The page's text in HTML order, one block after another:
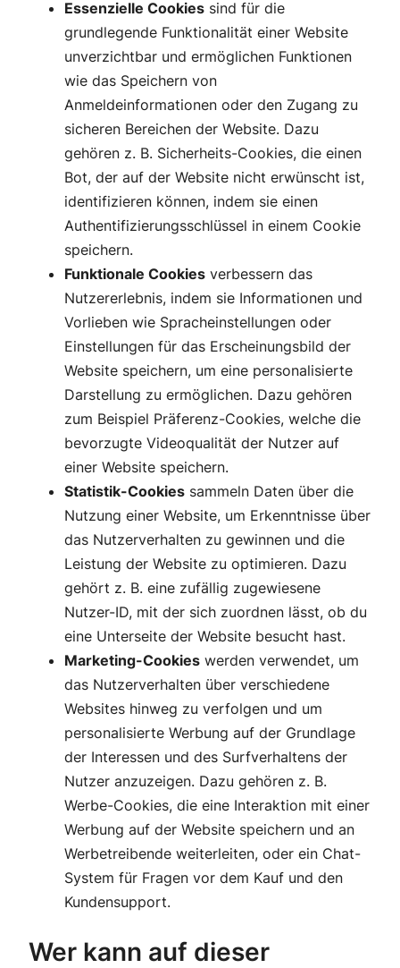
Essenzielle Cookies sind für die
grundlegende Funktionalität einer Website
unverzichtbar und ermöglichen Funktionen
wie das Speichern von
Anmeldeinformationen oder den Zugang zu
sicheren Bereichen der Website. Dazu
gehören z. B. Sicherheits-Cookies, die einen
Bot, der auf der Website nicht erwünscht ist,
identifizieren können, indem sie einen
Authentifizierungsschlüssel in einem Cookie
speichern.
Funktionale Cookies verbessern das
Nutzererlebnis, indem sie Informationen und
Vorlieben wie Spracheinstellungen oder
Einstellungen für das Erscheinungsbild der
Website speichern, um eine personalisierte
Darstellung zu ermöglichen. Dazu gehören
zum Beispiel Präferenz-Cookies, welche die
bevorzugte Videoqualität der Nutzer auf
einer Website speichern.
Statistik-Cookies sammeln Daten über die
Nutzung einer Website, um Erkenntnisse über
das Nutzerverhalten zu gewinnen und die
Leistung der Website zu optimieren. Dazu
gehört z. B. eine zufällig zugewiesene
Nutzer-ID, mit der sich zuordnen lässt, ob du
eine Unterseite der Website besucht hast.
Marketing-Cookies werden verwendet, um
das Nutzerverhalten über verschiedene
Websites hinweg zu verfolgen und um
personalisierte Werbung auf der Grundlage
der Interessen und des Surfverhaltens der
Nutzer anzuzeigen. Dazu gehören z. B.
Werbe-Cookies, die eine Interaktion mit einer
Werbung auf der Website speichern und an
Werbetreibende weiterleiten, oder ein Chat-
System für Fragen vor dem Kauf und den
Kundensupport.
Wer kann auf dieser